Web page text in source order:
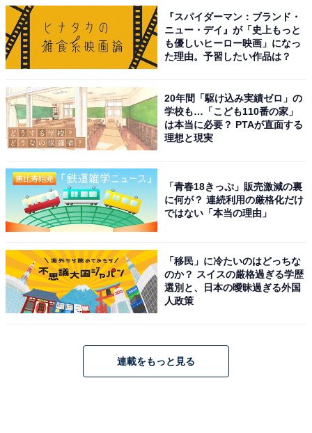
『スパイダーマン：ブランド・
ニュー・デイ』が「史上もっと
も優しいヒーロー映画」になっ
た理由。予習したい作品は？
20年間「駆け込み実績ゼロ」の
学校も…「こども110番の家」
は本当に必要？ PTAが直面する
理想と現実
「青春18きっぷ」販売激減の裏
に何が？ 連続利用の厳格化だけ
ではない「本当の理由」
「移民」に冷たいのはどっちな
のか？ スイスの厳格過ぎる学歴
選別と、日本の曖昧過ぎる外国
人政策
連載をもっと見る